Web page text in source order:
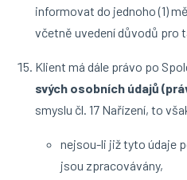
informovat do jednoho (1)
včetně uvedení důvodů pro
Klient má dále právo po
svých osobních údajů
smyslu čl. 17 Nařízení, to
nejsou-li již tyto údaje
jsou zpracovávány,